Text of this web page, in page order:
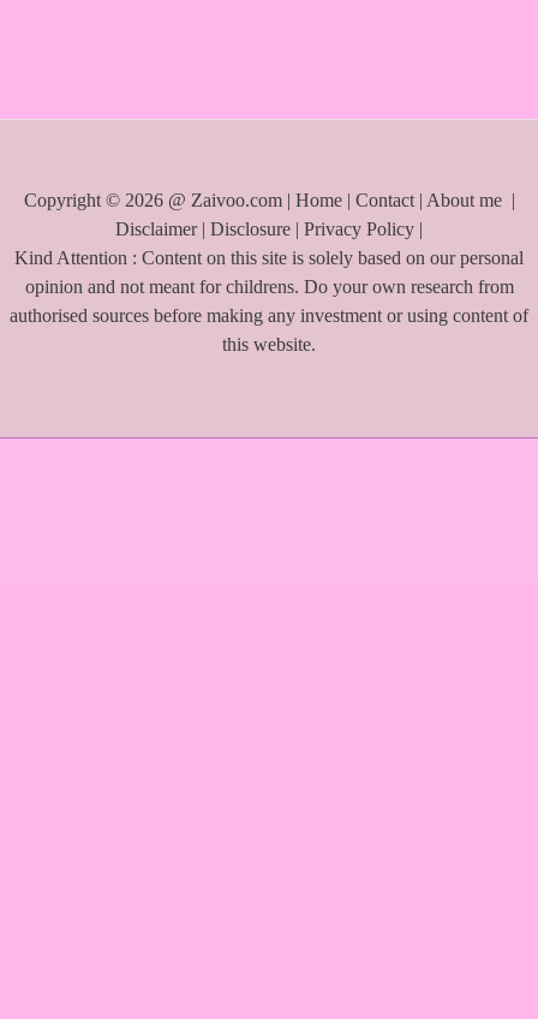
Copyright © 2026 @ Zaivoo.com | Home| Contact| About me |
Disclaimer| Disclosure | Privacy Policy |
Kind Attention : Content on this site is solely based on our personal
opinion and not meant for childrens. Do your own research from
authorised sources before making any investment or using content of
this website.